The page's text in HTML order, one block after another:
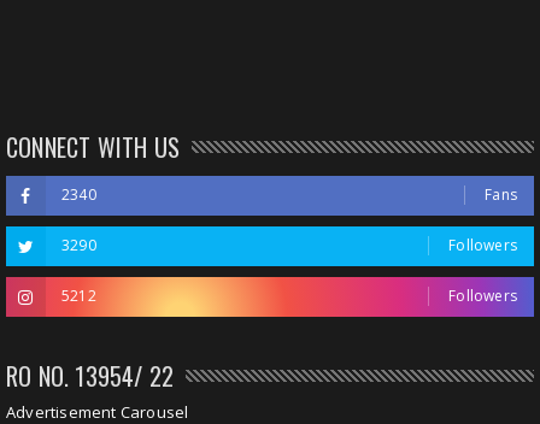
CONNECT WITH US
2340 Fans
3290 Followers
5212 Followers
RO NO. 13954/ 22
Advertisement Carousel